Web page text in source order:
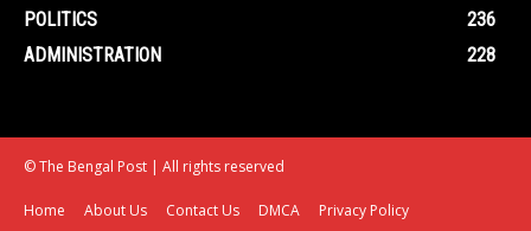
POLITICS
236
ADMINISTRATION
228
© The Bengal Post | All rights reserved
Home About Us Contact Us DMCA Privacy Policy